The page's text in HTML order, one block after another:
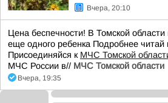
Вчера, 20:10
Цена беспечности! В Томской
еще одного ребенка Подробнее читай
Присоединяйся к МЧС Томской
МЧС России в// МЧС Томской области
Вчера, 19:35